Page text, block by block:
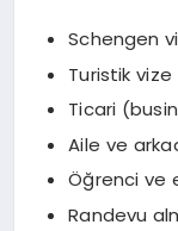
Schengen
Turistik vize
Ticari
Aile ve
Öğrenci ve
Randevu